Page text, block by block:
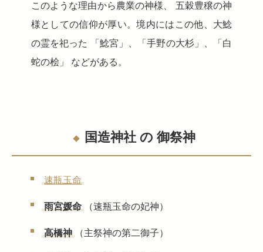
このような理由から農業の神様、 五穀豊穣の神
様としての信仰が厚い。境内にはこの他、大鯰
の霊を祀った 「鯰宮」、「手野の大杉」、「白
蛇の桧」 などがある。
国造神社 の 御祭神
速瓶玉命
雨宮媛命 （速瓶玉命の妃神）
高橋神 （主祭神の第二御子）